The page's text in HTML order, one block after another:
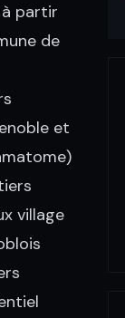
partir
de
et
village